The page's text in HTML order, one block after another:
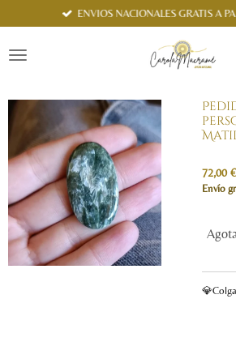
al
principal
ENVIOS NACIONALES GRATIS A
72,00 €
Envío